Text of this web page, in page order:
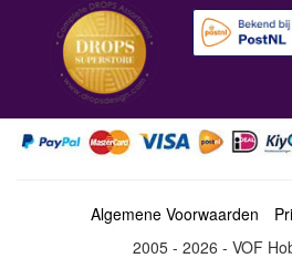
Algemene Voorwaarden
2005 - 2026 - VOF